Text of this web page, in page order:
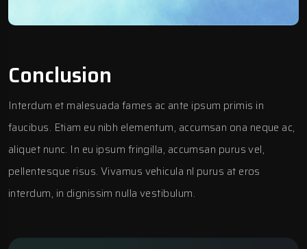
Conclusion
Interdum et malesuada fames ac ante ipsum primis in
faucibus. Etiam eu nibh elementum, accumsan ona neque ac,
aliquet nunc. In eu ipsum fringilla, accumsan purus vel,
pellentesque risus. Vivamus vehicula nl purus at eros
interdum, in dignissim nulla vestibulum.